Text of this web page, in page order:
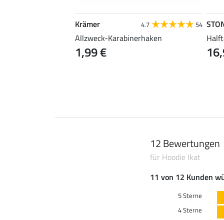
Krämer 4.7 54
Allzweck-Karabinerhaken
1,99 €
12 Bewertungen
für Hoodie Ikat
11 von 12 Kunden
5 Sterne
4 Sterne